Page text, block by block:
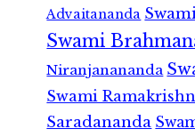
Advaitananda
Swami
Niranjanananda
Swami
Saradananda